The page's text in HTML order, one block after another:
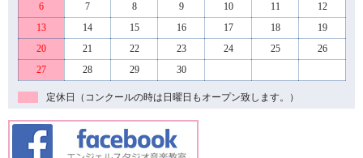
6
7 8 9 10 11
12
13
14 15 16 17 18
19
20
21 22 23 24 25
26
27
28 29 30
定休日（コンクールの時は日曜日もオープン致します。）